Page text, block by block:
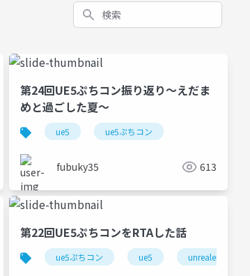
検索
xrkaigi2025
第24回UE5ぷちコン振り返り～えだま
めと過ごした夏～
ue5 ue5ぷちコン
fubuky35 613
hmv2024
第22回UE5ぷちコンをRTAした話
ue5ぷちコン ue5 unrealengine